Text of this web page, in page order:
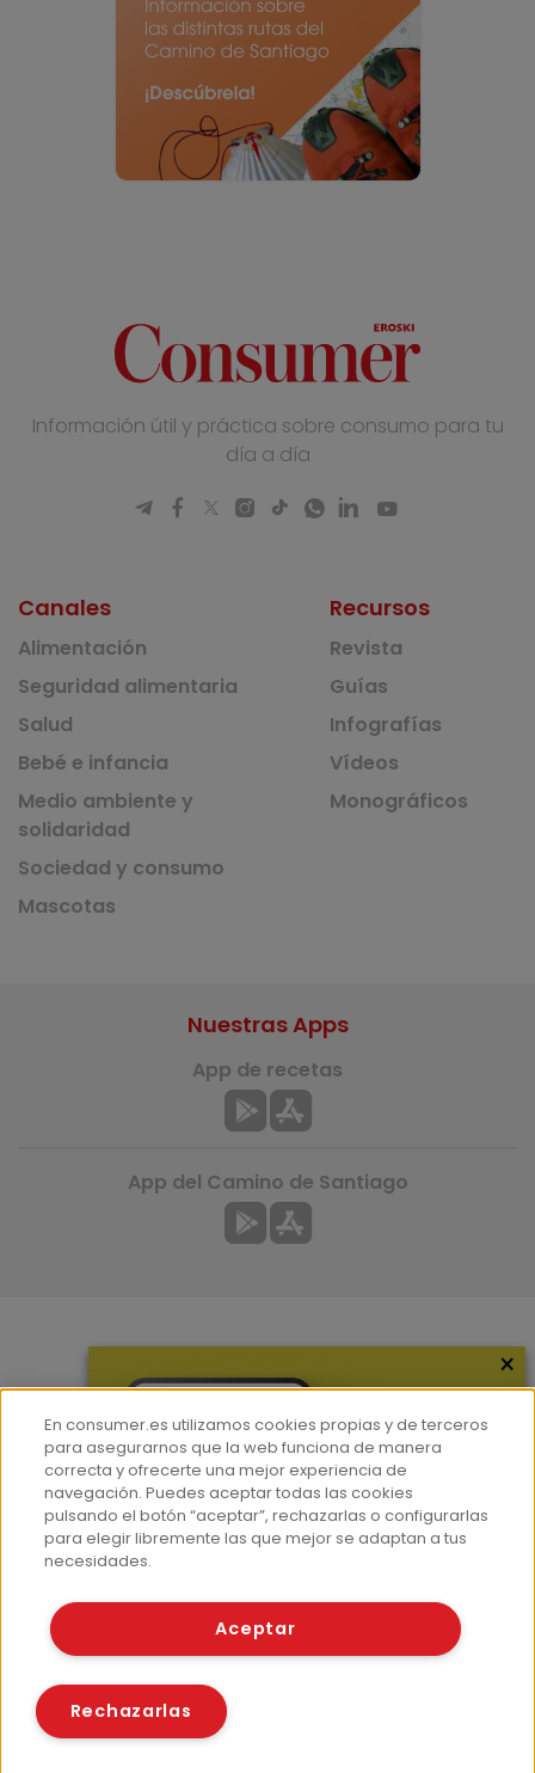
Información útil y práctica sobre consumo para tu
día a día
Canales
Alimentación
Seguridad alimentaria
Salud
Bebé e infancia
Medio ambiente y
solidaridad
Sociedad y consumo
Mascotas
Recursos
Revista
Guías
Infografías
Vídeos
Monográficos
Hemeroteca
Contacto
Prensa
Corpus Lingüístico Consumer
Nuestras Apps
App de recetas
App del Camino de Santiago
© Fundación EROSKI
Políticas de cookies
×
En consumer.es utilizamos cookies propias y de terceros
para asegurarnos que la web funciona de manera
correcta y ofrecerte una mejor experiencia de
navegación. Puedes aceptar todas las cookies
pulsando el botón “aceptar”, rechazarlas o configurarlas
para elegir libremente las que mejor se adaptan a tus
necesidades.
Aceptar
Rechazarlas